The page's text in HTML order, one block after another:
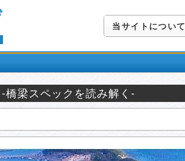
当サイトについて
梁スペックを読み解く-